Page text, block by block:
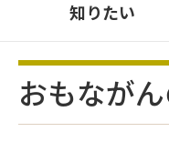
知りたい
おもなが